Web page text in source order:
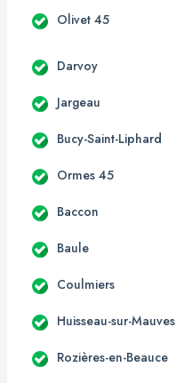
Olivet 45
Darvoy
Jargeau
Bucy-Saint-Liphard
Ormes 45
Baccon
Baule
Coulmiers
Huisseau-sur-Mauves
Rozières-en-Beauce